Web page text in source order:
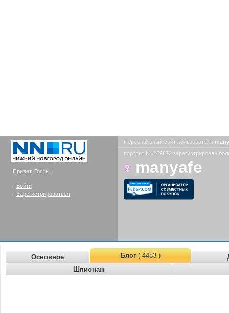
Привет, Гость !
- Войти
- Зарегистрироваться
Персональный сайт пользователя
портрет № 269872 зарегистрирован
manyafe
Основное Блог( 4483 )
Шпионаж